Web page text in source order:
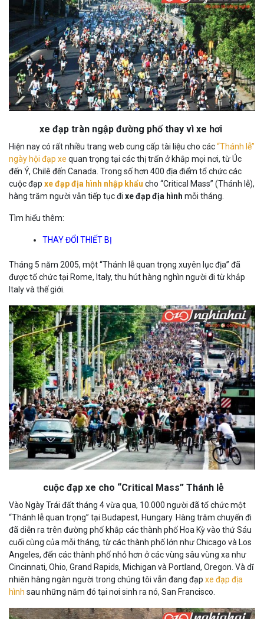
xe đạp tràn ngập đường phố thay vì xe hơi
Hiện nay có rất nhiều trang web cung cấp tài liệu cho các“Thánh lễ”
ngày hội đạp xe quan trọng tại các thị trấn ở khắp mọi nơi, từ Úc
đến Ý, Chilê đến Canada. Trong số hơn 400 địa điểm tổ chức các
cuộc đạp xe đạp địa hình nhập khẩu cho “Critical Mass” (Thánh lễ),
hàng trăm người vẫn tiếp tục đi xe đạp địa hình mỗi tháng.
Tìm hiểu thêm:
ĐỘT
XE
ĐẠP
CHỈ
NHỮNG
ĐỒNG
XU
THAY ĐỔI THIẾT BỊ
DỰNG
KHUÔN
VIÊN
THIỆN
VỚI
XE
ĐẠP
SỰ
TIÊU
CỰC
MỘT
SỰ
TIÊU
CỰC=
MỘT
SỰ
TÍCH
CỰC
Tháng 5 năm 2005, một “Thánh lễ quan trọng xuyên lục địa” đã
được tổ chức tại Rome, Italy, thu hút hàng nghìn người đi từ khắp
Italy và thế giới.
cuộc đạp xe cho “Critical Mass” Thánh lễ
Vào Ngày Trái đất tháng 4 vừa qua, 10.000 người đã tổ chức một
“Thánh lễ quan trọng” tại Budapest, Hungary. Hàng trăm chuyến đi
đã diễn ra trên đường phố khắp các thành phố Hoa Kỳ vào thứ Sáu
cuối cùng của mỗi tháng, từ các thành phố lớn như Chicago và Los
Angeles, đến các thành phố nhỏ hơn ở các vùng sâu vùng xa như
Cincinnati, Ohio, Grand Rapids, Michigan và Portland, Oregon. Và dĩ
nhiên hàng ngàn người trong chúng tôi vẫn đang đạp xe đạp địa
hình sau những năm đó tại nơi sinh ra nó, San Francisco.